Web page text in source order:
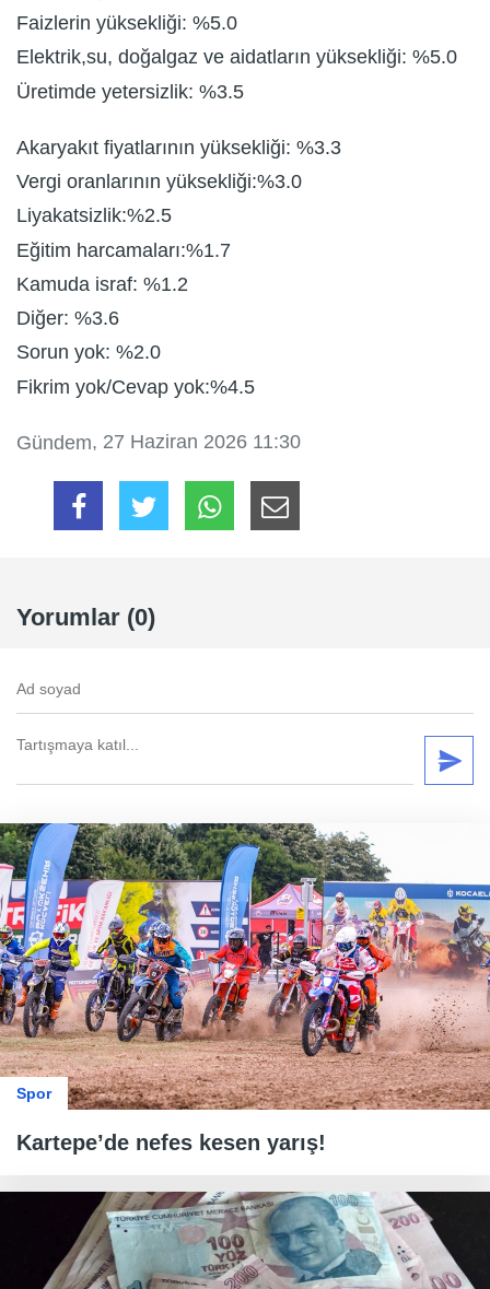
Faizlerin yüksekliği: %5.0
Elektrik,su, doğalgaz ve aidatların yüksekliği: %5.0
Üretimde yetersizlik: %3.5
Akaryakıt fiyatlarının yüksekliği: %3.3
Vergi oranlarının yüksekliği:%3.0
Liyakatsizlik:%2.5
Eğitim harcamaları:%1.7
Kamuda israf: %1.2
Diğer: %3.6
Sorun yok: %2.0
Fikrim yok/Cevap yok:%4.5
Gündem, 27 Haziran 2026 11:30
Yorumlar (0)
Spor
Kartepe’de nefes kesen yarış!